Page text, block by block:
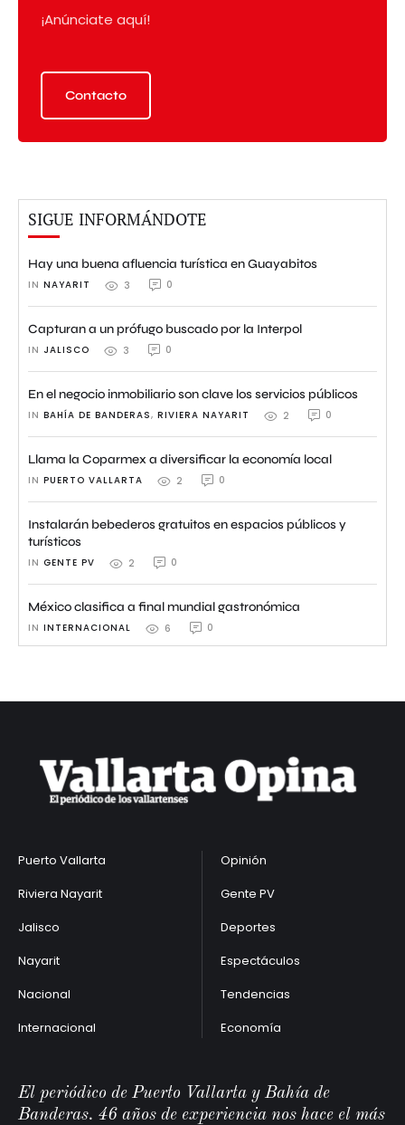
¡Anúnciate aquí!
Contacto
SIGUE INFORMÁNDOTE
Hay una buena afluencia turística en Guayabitos
IN NAYARIT 3 0
Capturan a un prófugo buscado por la Interpol
IN JALISCO 3 0
En el negocio inmobiliario son clave los servicios públicos
IN BAHÍA DE BANDERAS, RIVIERA NAYARIT 2 0
Llama la Coparmex a diversificar la economía local
IN PUERTO VALLARTA 2 0
Instalarán bebederos gratuitos en espacios públicos y
turísticos
IN GENTE PV 2 0
México clasifica a final mundial gastronómica
IN INTERNACIONAL 6 0
Puerto Vallarta
Riviera Nayarit
Jalisco
Nayarit
Nacional
Internacional
Opinión
Gente PV
Deportes
Espectáculos
Tendencias
Economía
El periódico de Puerto Vallarta y Bahía de
Banderas. 46 años de experiencia nos hace el más